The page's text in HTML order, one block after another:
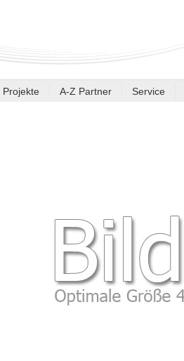
Projekte A-Z Partner Service